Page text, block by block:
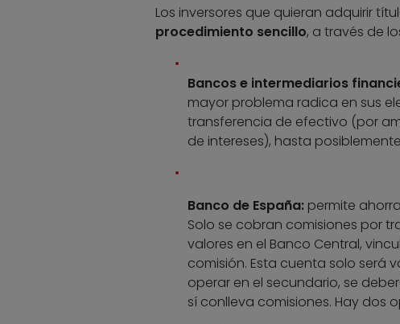
Los inversores que quieran adquirir
procedimiento sencillo, a través de
Bancos e intermediarios
mayor problema radica en sus
transferencia de efectivo (por
de intereses), hasta
Banco de España: permite
Solo se cobran comisiones por
valores en el Banco Central,
comisión. Esta cuenta solo será
operar en el secundario, se
sí conlleva comisiones. Hay dos